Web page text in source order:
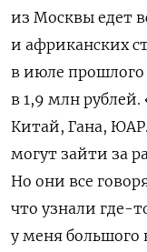
из Москвы едет
и африканских
в июле прошлого
в 1,9 млн
Китай, Гана,
могут зайти за
Но они все
что узнали где-
у меня большого